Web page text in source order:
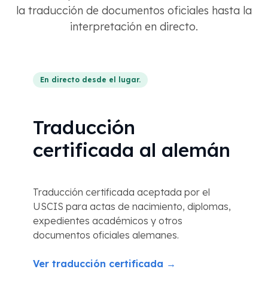
la traducción de documentos oficiales hasta la
interpretación en directo.
En directo desde el lugar.
Traducción
certificada al alemán
Traducción certificada aceptada por el
USCIS para actas de nacimiento, diplomas,
expedientes académicos y otros
documentos oficiales alemanes.
Ver traducción certificada →